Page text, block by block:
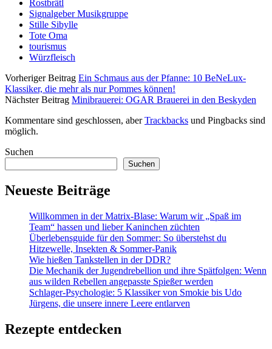
Rostbrätl
Signalgeber Musikgruppe
Stille Sibylle
Tote Oma
tourismus
Würzfleisch
Vorheriger Beitrag Ein Schmaus aus der Pfanne: 10 BeNeLux-
Klassiker, die mehr als nur Pommes können!
Nächster Beitrag Minibrauerei: OGAR Brauerei in den Beskyden
Kommentare sind geschlossen, aberTrackbacks und Pingbacks sind
möglich.
Sidebar
Suchen
Suchen
Neueste Beiträge
Willkommen in der Matrix-Blase: Warum wir „Spaß im
Team“ hassen und lieber Kaninchen züchten
Überlebensguide für den Sommer: So überstehst du
Hitzewelle, Insekten & Sommer-Panik
Wie hießen Tankstellen in der DDR?
Die Mechanik der Jugendrebellion und ihre Spätfolgen: Wenn
aus wilden Rebellen angepasste Spießer werden
Schlager-Psychologie: 5 Klassiker von Smokie bis Udo
Jürgens, die unsere innere Leere entlarven
Rezepte entdecken